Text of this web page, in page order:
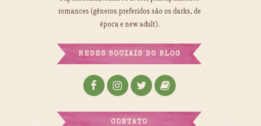
romances (gêneros preferidos são os darks, de
época e new adult).
REDES SOCIAIS DO BLOG
CONTATO